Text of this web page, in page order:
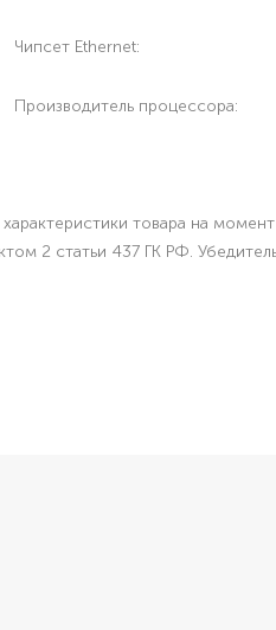
Чипсет Ethernet:
Производитель процессора:
товара на
2 статьи 437 ГК РФ.